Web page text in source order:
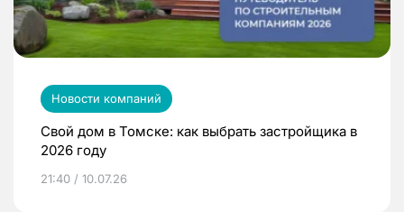
Новости компаний
Свой дом в Томске: как выбрать застройщика в
2026 году
21:40 / 10.07.26